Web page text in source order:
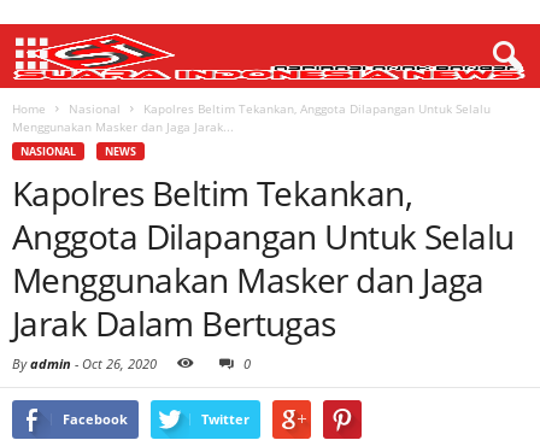
Home Nasional
Kapolres Beltim Tekankan, Anggota Dilapangan Untuk Selalu
Menggunakan Masker dan Jaga Jarak...
NASIONAL NEWS
Kapolres Beltim Tekankan,
Anggota Dilapangan Untuk Selalu
Menggunakan Masker dan Jaga
Jarak Dalam Bertugas
Byadmin - Oct 26, 2020 0
Facebook Twitter